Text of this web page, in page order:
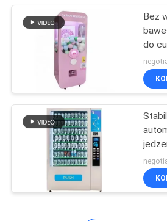
Indukcyjna
grzewcza
Zestaw do
Bez
do
porcji
121-